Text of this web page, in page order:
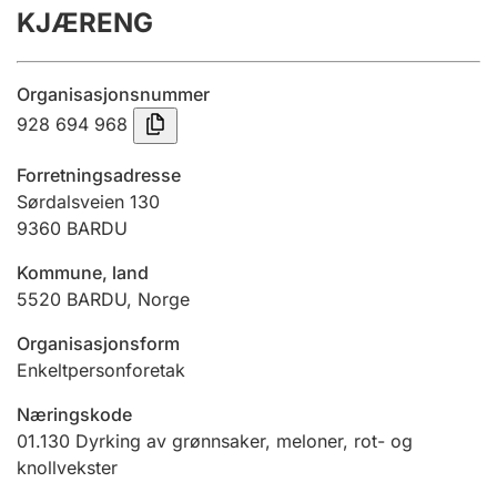
Årsregnskap
Innsending og forsinkelsesgebyr
Jeger
Ektepaktveileder
Offentlig sektor
KJÆRENG
Organisasjonsnummer
928 694 968
Forretningsadresse
Sørdalsveien 130
9360 BARDU
Kommune, land
5520 BARDU, Norge
Organisasjonsform
Enkeltpersonforetak
Næringskode
01.130 Dyrking av grønnsaker, meloner, rot- og
knollvekster